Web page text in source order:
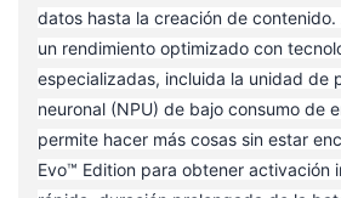
datos hasta la creación de
un rendimiento optimizado con
especializadas, incluida la unidad de
neuronal (NPU) de bajo consumo de
permite hacer más cosas sin estar
Evo™ Edition para obtener activación